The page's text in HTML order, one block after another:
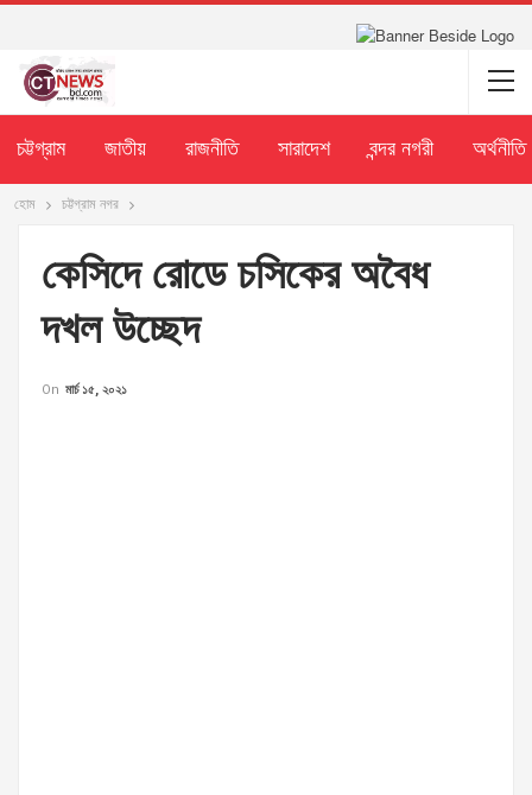
চট্টগ্রাম জাতীয় রাজনীতি সারাদেশ বন্দর নগরী অর্থনীতি
হোম চট্টগ্রাম নগর
কেসিদে রোডে চসিকের অবৈধ
দখল উচ্ছেদ
On মার্চ ১৫, ২০২১